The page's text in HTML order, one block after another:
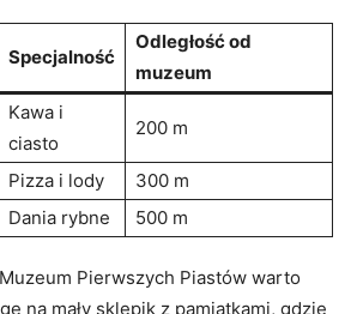
Specjalność
Odległość od​
muzeum
Kawa i
ciasto
200 m
Pizza i lody
300 m
Dania rybne 500⁤ m
Pierwszych Piastów warto
na mały sklepik ‍z pamiątkami, gdzie